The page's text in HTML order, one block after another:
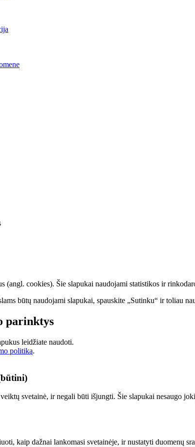
(angl. cookies). Šie slapukai naudojami statistikos ir
būtų naudojami slapukai, spauskite „Sutinku“ ir toliau
parinktys
leidžiate naudoti.
politiką.
svetainė, ir negali būti išjungti. Šie slapukai nesaugo
kaip dažnai lankomasi svetainėje, ir nustatyti duomenų